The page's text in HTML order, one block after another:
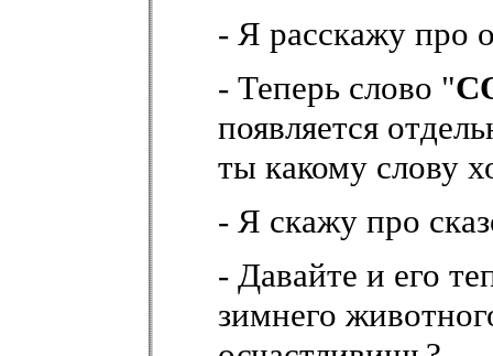
- Я расскажу
- Теперь слово "
появляется
ты какому слову
- Я скажу про
- Давайте и его
зимнего